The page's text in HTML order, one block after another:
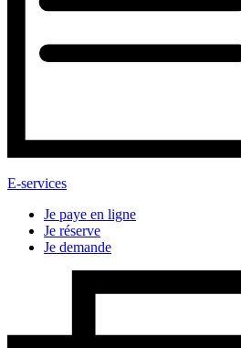
E-services
Je paye en ligne
Je réserve
Je demande